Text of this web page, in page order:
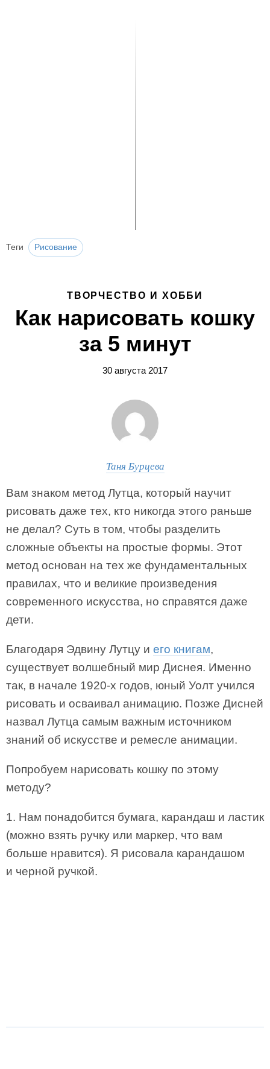
Теги Рисование
ТВОРЧЕСТВО И ХОББИ
Как нарисовать кошку
за 5 минут
30 августа 2017
Таня Бурцева
Вам знаком метод Лутца, который научит
рисовать даже тех, кто никогда этого раньше
не делал? Суть в том, чтобы разделить
сложные объекты на простые формы. Этот
метод основан на тех же фундаментальных
правилах, что и великие произведения
современного искусства, но справятся даже
дети.
Благодаря Эдвину Лутцу и его книгам,
существует волшебный мир Диснея. Именно
так, в начале 1920-х годов, юный Уолт учился
рисовать и осваивал анимацию. Позже Дисней
назвал Лутца самым важным источником
знаний об искусстве и ремесле анимации.
Попробуем нарисовать кошку по этому
методу?
1. Нам понадобится бумага, карандаш и ластик
(можно взять ручку или маркер, что вам
больше нравится). Я рисовала карандашом
и черной ручкой.